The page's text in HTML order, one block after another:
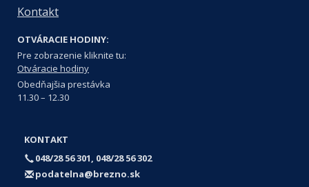
Kontakt
OTVÁRACIE HODINY:
Pre zobrazenie kliknite tu:
Otváracie hodiny
Obedňajšia prestávka
11.30 – 12.30
KONTAKT
048/28 56 301, 048/28 56 302
podatelna@brezno.sk